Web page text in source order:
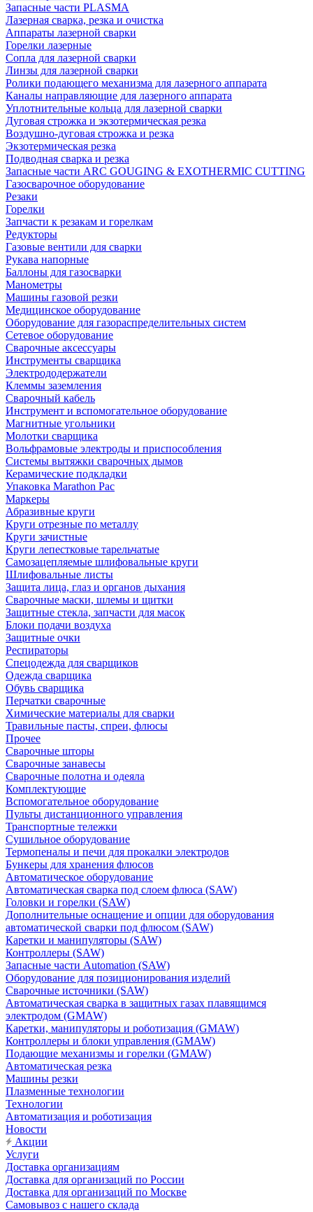
Запасные части PLASMA
Лазерная сварка, резка и очистка
Аппараты лазерной сварки
Горелки лазерные
Сопла для лазерной сварки
Линзы для лазерной сварки
Ролики подающего механизма для лазерного аппарата
Каналы направляющие для лазерного аппарата
Уплотнительные кольца для лазерной сварки
Дуговая строжка и экзотермическая резка
Воздушно-дуговая строжка и резка
Экзотермическая резка
Подводная сварка и резка
Запасные части ARC GOUGING & EXOTHERMIC CUTTING
Газосварочное оборудование
Резаки
Горелки
Запчасти к резакам и горелкам
Редукторы
Газовые вентили для сварки
Рукава напорные
Баллоны для газосварки
Манометры
Машины газовой резки
Медицинское оборудование
Оборудование для газораспределительных систем
Сетевое оборудование
Сварочные аксессуары
Инструменты сварщика
Электрододержатели
Клеммы заземления
Сварочный кабель
Инструмент и вспомогательное оборудование
Магнитные угольники
Молотки сварщика
Вольфрамовые электроды и приспособления
Системы вытяжки сварочных дымов
Керамические подкладки
Упаковка Marathon Pac
Маркеры
Абразивные круги
Круги отрезные по металлу
Круги зачистные
Круги лепестковые тарельчатые
Самозацепляемые шлифовальные круги
Шлифовальные листы
Защита лица, глаз и органов дыхания
Сварочные маски, шлемы и щитки
Защитные стекла, запчасти для масок
Блоки подачи воздуха
Защитные очки
Респираторы
Спецодежда для сварщиков
Одежда сварщика
Обувь сварщика
Перчатки сварочные
Химические материалы для сварки
Травильные пасты, спреи, флюсы
Прочее
Сварочные шторы
Сварочные занавесы
Сварочные полотна и одеяла
Комплектующие
Вспомогательное оборудование
Пульты дистанционного управления
Транспортные тележки
Сушильное оборудование
Термопеналы и печи для прокалки электродов
Бункеры для хранения флюсов
Автоматическое оборудование
Автоматическая сварка под слоем флюса (SAW)
Головки и горелки (SAW)
Дополнительные оснащение и опции для оборудования
автоматической сварки под флюсом (SAW)
Каретки и манипуляторы (SAW)
Контроллеры (SAW)
Запасные части Automation (SAW)
Оборудование для позиционирования изделий
Сварочные источники (SAW)
Автоматическая сварка в защитных газах плавящимся
электродом (GMAW)
Каретки, манипуляторы и роботизация (GMAW)
Контроллеры и блоки управления (GMAW)
Подающие механизмы и горелки (GMAW)
Автоматическая резка
Машины резки
Плазменные технологии
Технологии
Автоматизация и роботизация
Новости
Акции
Услуги
Доставка организациям
Доставка для организаций по России
Доставка для организаций по Москве
Самовывоз с нашего склада